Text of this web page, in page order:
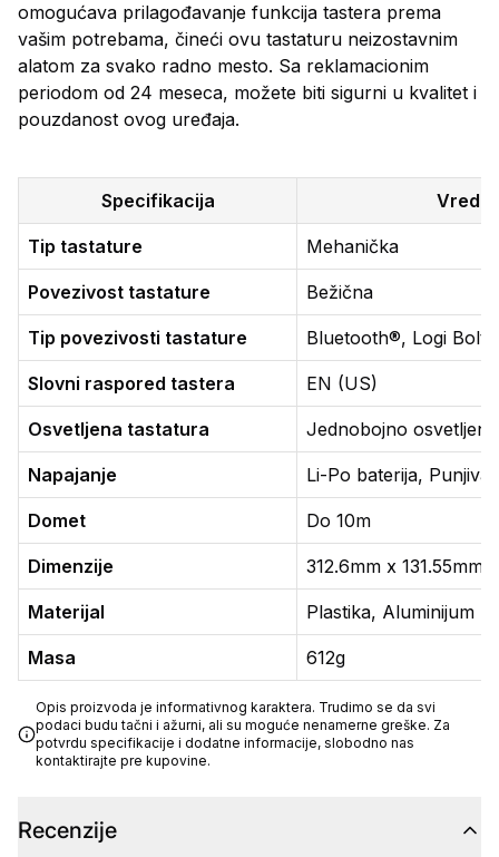
omogućava prilagođavanje funkcija tastera prema
vašim potrebama, čineći ovu tastaturu neizostavnim
alatom za svako radno mesto. Sa reklamacionim
periodom od 24 meseca, možete biti sigurni u kvalitet i
pouzdanost ovog uređaja.
Specifikacija
Tip tastature Mehanička
Povezivost tastature Bežična
Tip povezivosti tastature Bluetooth®, Logi Bolt
Slovni raspored tastera EN (US)
Osvetljena tastatura Jednobojno
Napajanje Li-Po baterija, Punjiva
Domet Do 10m
Dimenzije 312.6mm x 131.55mm
Materijal Plastika, Aluminijum
Masa 612g
Opis proizvoda je informativnog karaktera. Trudimo se da svi
podaci budu tačni i ažurni, ali su moguće nenamerne greške. Za
potvrdu specifikacije i dodatne informacije, slobodno nas
kontaktirajte pre kupovine.
Recenzije